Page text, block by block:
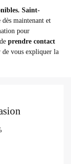
Saint-
maintenant et
pour
prendre contact
vous expliquer la